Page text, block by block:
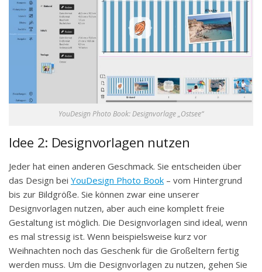
YouDesign Photo Book: Designvorlage „Ostsee“
Idee 2: Designvorlagen nutzen
Jeder hat einen anderen Geschmack. Sie entscheiden über
das Design bei YouDesign Photo Book – vom Hintergrund
bis zur Bildgröße. Sie können zwar eine unserer
Designvorlagen nutzen, aber auch eine komplett freie
Gestaltung ist möglich. Die Designvorlagen sind ideal, wenn
es mal stressig ist. Wenn beispielsweise kurz vor
Weihnachten noch das Geschenk für die Großeltern fertig
werden muss. Um die Designvorlagen zu nutzen, gehen Sie